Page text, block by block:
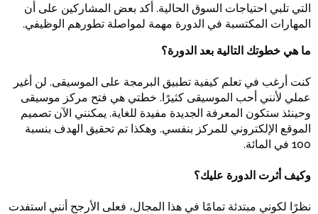
التي تلبي احتياجات السوق الحالية. أكد بعض المشاركين على أن
المهارات المكتسبة في الدورة مهمة لمواصلة تطورهم الوظيفي.
ما هي خطوتك التالية بعد الدورة؟
كنت أرغب في تعلم كيفية تطبيق البرمجة على الموسيقى. لن أغير
عملي لأنني أحب الموسيقى كثيرًا. خطتي هي فتح مركز موسيقى
وحينئذ ستكون المعرفة الجديدة مفيدة للغاية. يمكنني الآن تصميم
الموقع الإلكتروني للمركز بنفسي. وهكذا تم تحقيق الهدف بنسبة
100 في المائة.
وكيف أثرت الدورة عليك؟
نظرًا لكوني مبتدئة تمامًا في هذا المجال، فعلى الأرجح أنني استفدت